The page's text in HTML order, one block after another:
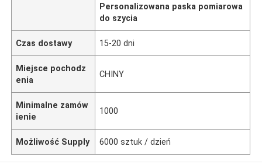
Personalizowana paska pomiarowa
do szycia
Czas dostawy 15-20 dni
Miejsce pochodz
enia
CHINY
Minimalne zamów
ienie
1000
Możliwość Supply 6000 sztuk / dzień